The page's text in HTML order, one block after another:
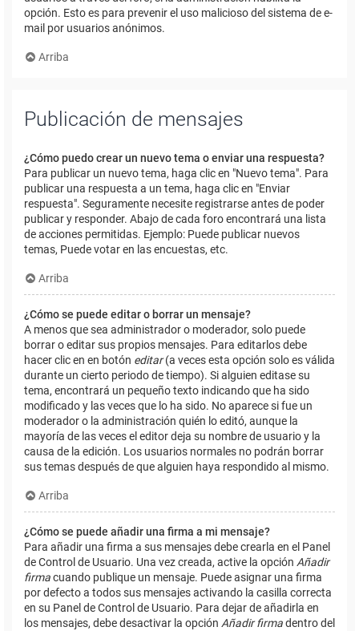
opción. Esto es para prevenir el uso malicioso del sistema de e-
mail por usuarios anónimos.
Arriba
Publicación de mensajes
¿Cómo puedo crear un nuevo tema o enviar una respuesta?
Para publicar un nuevo tema, haga clic en "Nuevo tema". Para
publicar una respuesta a un tema, haga clic en "Enviar
respuesta". Seguramente necesite registrarse antes de poder
publicar y responder. Abajo de cada foro encontrará una lista
de acciones permitidas. Ejemplo: Puede publicar nuevos
temas, Puede votar en las encuestas, etc.
Arriba
¿Cómo se puede editar o borrar un mensaje?
A menos que sea administrador o moderador, solo puede
borrar o editar sus propios mensajes. Para editarlos debe
hacer clic en en botón editar(a veces esta opción solo es válida
durante un cierto periodo de tiempo). Si alguien editase su
tema, encontrará un pequeño texto indicando que ha sido
modificado y las veces que lo ha sido. No aparece si fue un
moderador o la administración quién lo editó, aunque la
mayoría de las veces el editor deja su nombre de usuario y la
causa de la edición. Los usuarios normales no podrán borrar
sus temas después de que alguien haya respondido al mismo.
Arriba
¿Cómo se puede añadir una firma a mi mensaje?
Para añadir una firma a sus mensajes debe crearla en el Panel
de Control de Usuario. Una vez creada, active la opción Añadir
firmacuando publique un mensaje. Puede asignar una firma
por defecto a todos sus mensajes activando la casilla correcta
en su Panel de Control de Usuario. Para dejar de añadirla en
los mensajes, debe desactivar la opción Añadir firmadentro del